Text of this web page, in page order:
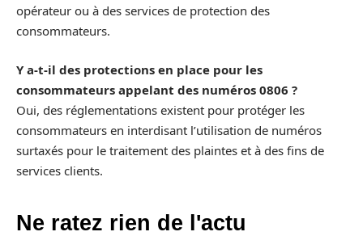
opérateur ou à des services de protection des
consommateurs.
Y a-t-il des protections en place pour les
consommateurs appelant des numéros 0806 ?
Oui, des réglementations existent pour protéger les
consommateurs en interdisant l’utilisation de numéros
surtaxés pour le traitement des plaintes et à des fins de
services clients.
Ne ratez rien de l'actu